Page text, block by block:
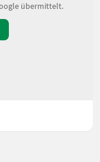
übermittelt.